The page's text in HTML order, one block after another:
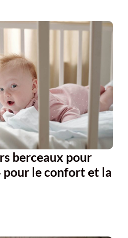
berceaux pour
pour le confort et la